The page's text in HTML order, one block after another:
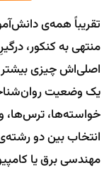
تقریباً همه‌ی
منتهی به کنکور،
اصلی‌اش چیزی بیشتر
یک وضعیت
خواسته‌ها، ترس‌ها،
انتخاب بین دو
مهندسی برق یا